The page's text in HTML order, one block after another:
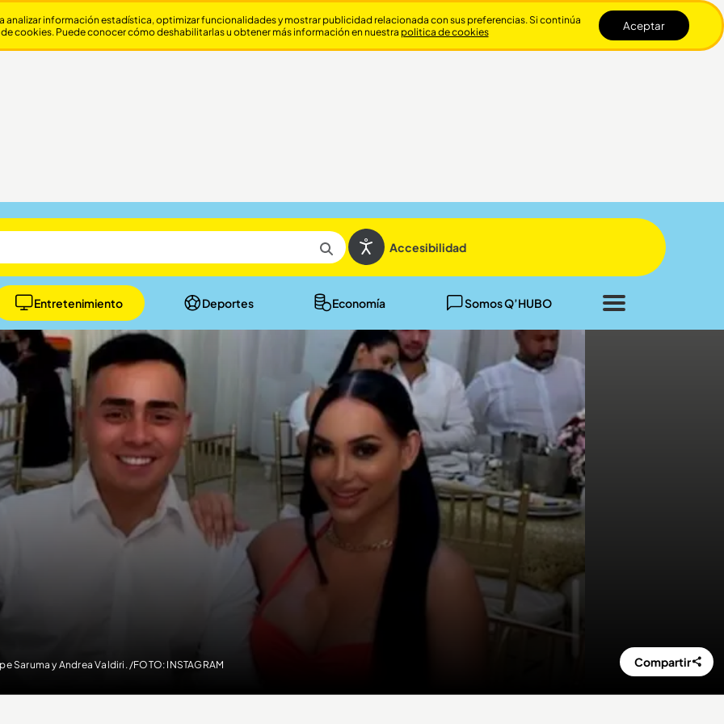
Accesibilidad
Entretenimiento Deportes Economía Somos Q’HUBO
Cerrar
Saruma y Andrea Valdiri. /FOTO: INSTAGRAM Compartir
información estadística, optimizar funcionalidades y mostrar publicidad relacionada con sus preferencias. Si continúa
cookies. Puede conocer cómo deshabilitarlas u obtener más información en nuestra politica de cookies Aceptar